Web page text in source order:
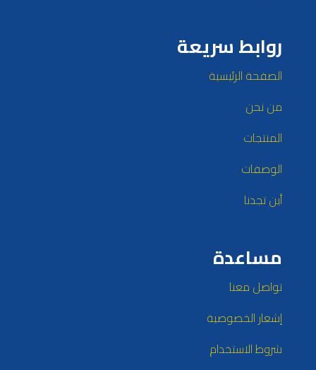
روابط سريعة
الصفحة الرئيسية
من نحن
المنتجات
الوصفات
أين تجدنا
مساعدة
تواصل معنا
إشعار الخصوصية
شروط الاستخدام